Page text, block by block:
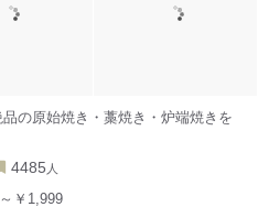
の原始焼き・藁焼き・炉端焼きを
4485 人
￥1,999